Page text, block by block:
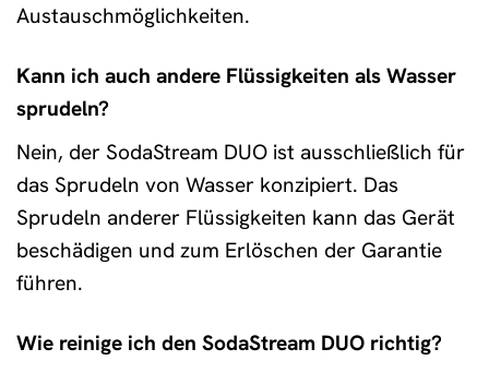
Austauschmöglichkeiten.
Kann ich auch andere Flüssigkeiten als Wasser
sprudeln?
Nein, der SodaStream DUO ist ausschließlich für
das Sprudeln von Wasser konzipiert. Das
Sprudeln anderer Flüssigkeiten kann das Gerät
beschädigen und zum Erlöschen der Garantie
führen.
Wie reinige ich den SodaStream DUO richtig?